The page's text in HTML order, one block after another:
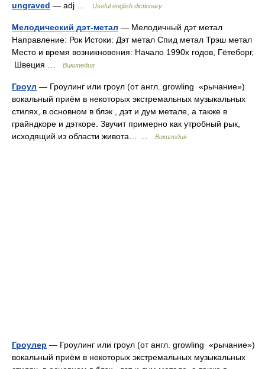
ungraved — adj … Useful english dictionary
Мелодический дэт-метал — Мелодичный дэт метал
Направление: Рок Истоки: Дэт метал Спид метал Трэш метал
Место и время возникновения: Начало 1990х годов, Гётеборг,
Швеция …
Википедия
Гроул — Гроулинг или гроул (от англ. growling «рычание»)
вокальный приём в некоторых экстремальных музыкальных
стилях, в основном в блэк , дэт и дум метале, а также в
грайндкоре и дэткоре. Звучит примерно как утробный рык,
исходящий из области живота… …
Википедия
Гроулер — Гроулинг или гроул (от англ. growling «рычание»)
вокальный приём в некоторых экстремальных музыкальных